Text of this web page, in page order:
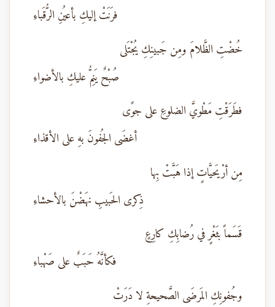
فرَنَتْ إليكِ بأعيُنِ الرُّقَباءِ
خُضْتِ الظَّلامَ ومِن جَبينِكِ يُجْتَلى
صُبْحٌ يَنِمُّ عليكِ بالأضواءِ
فطَرَقْتِ مَطْويَّ الضلوعِ على جوًى
أغضَى الجُفونَ بهِ على الأقذاءِ
مِن أرْيَحيَّاتٍ إذا هَبَّتْ بِها
ذِكرى الحَبيبِ نهَضْنَ بالأحشاءِ
قَسَماً بثَغْرٍ في رُضابِكِ كارِعٍ
فكأنَّهُ حَبَبٌ على صَهْباءِ
وجُفونِكِ المَرضَى الصَّحيحةِ لا دَرَتْ